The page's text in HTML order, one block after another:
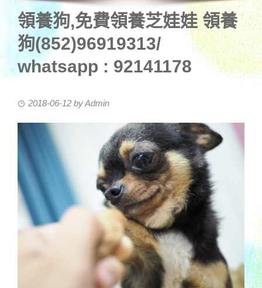
領養狗,免費領養芝娃娃 領養
狗(852)96919313/
whatsapp : 92141178
2018-06-12 byAdmin